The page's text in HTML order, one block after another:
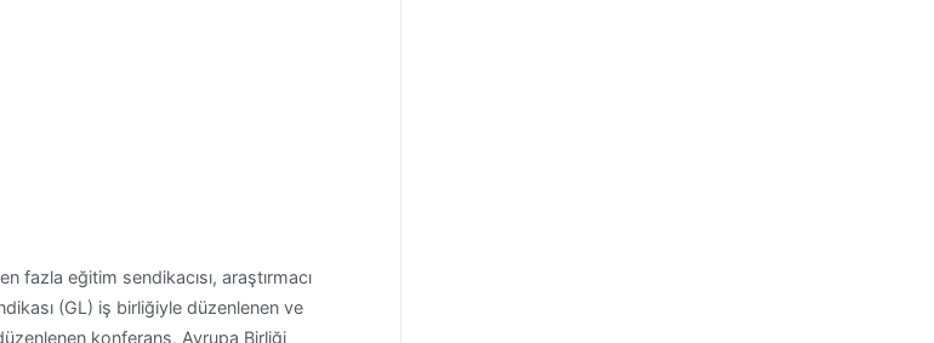
fazla eğitim sendikacısı, araştırmacı
(GL) iş birliğiyle düzenlenen ve
konferans, Avrupa Birliği